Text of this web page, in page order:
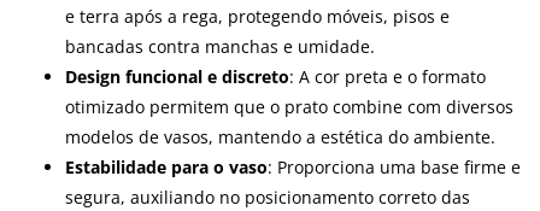
e terra após a rega, protegendo móveis, pisos e
bancadas contra manchas e umidade.
Design funcional e discreto: A cor preta e o formato
otimizado permitem que o prato combine com diversos
modelos de vasos, mantendo a estética do ambiente.
Estabilidade para o vaso: Proporciona uma base firme e
segura, auxiliando no posicionamento correto das